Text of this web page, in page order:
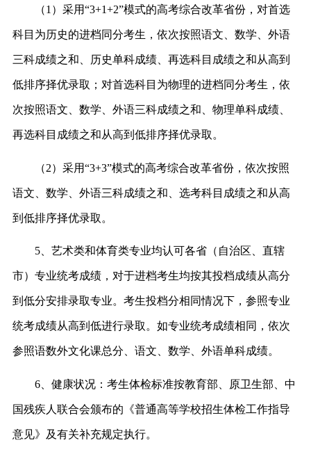
（1）采用“3+1+2”模式的高考综合改革省份，对首选
科目为历史的进档同分考生，依次按照语文、数学、外语
三科成绩之和、历史单科成绩、再选科目成绩之和从高到
低排序择优录取；对首选科目为物理的进档同分考生，依
次按照语文、数学、外语三科成绩之和、物理单科成绩、
再选科目成绩之和从高到低排序择优录取。
（2）采用“3+3”模式的高考综合改革省份，依次按照
语文、数学、外语三科成绩之和、选考科目成绩之和从高
到低排序择优录取。
5、 艺术类和体育类专业均认可各省（自治区、直辖
市）专业统考成绩，对于进档考生均按其投档成绩从高分
到低分安排录取专业。考生投档分相同情况下，参照专业
统考成绩从高到低进行录取。如专业统考成绩相同，依次
参照语数外文化课总分、语文、数学、外语单科成绩。
6、健康状况：考生体检标准按教育部、原卫生部、中
国残疾人联合会颁布的《普通高等学校招生体检工作指导
意见》及有关补充规定执行。